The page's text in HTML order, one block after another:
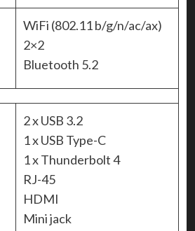
WiFi (802.11 b/g/n/ac/ax)
2×2
Bluetooth 5.2
2 x USB 3.2
1 x USB Type-C
1 x Thunderbolt 4
RJ-45
HDMI
Mini jack